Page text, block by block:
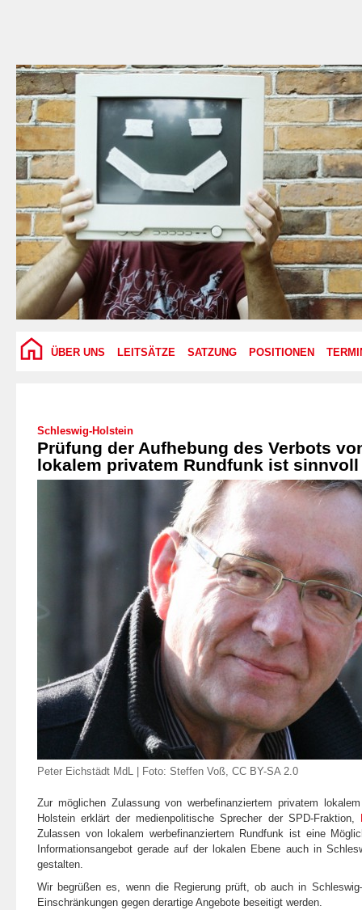
ÜBER UNS LEITSÄTZE SATZUNG POSITIONEN
Schleswig-Holstein
Prüfung der Aufhebung des Verbots
lokalem privatem Rundfunk ist sinnvoll
Peter Eichstädt MdL | Foto: Steffen Voß, CC BY-SA 2.0
Zur möglichen Zulassung von werbefinanziertem privatem
Holstein erklärt der medienpolitische Sprecher der SPD-Fraktion,
Zulassen von lokalem werbefinanziertem Rundfunk ist eine
Informationsangebot gerade auf der lokalen Ebene auch in
gestalten.
Wir begrüßen es, wenn die Regierung prüft, ob auch in
Einschränkungen gegen derartige Angebote beseitigt werden.